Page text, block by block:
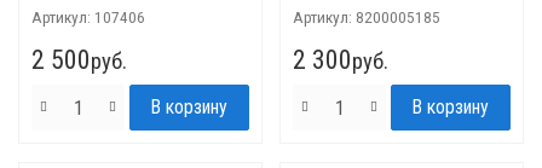
Артикул: 107406
2 500руб.
Артикул: 8200005185
2 300руб.